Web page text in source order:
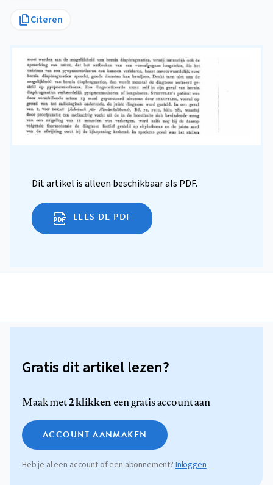
Citeren
Dit artikel is alleen beschikbaar als PDF.
LEES DE PDF
Gratis dit artikel lezen?
Maak met2 klikkeneen gratis account aan
ACCOUNT AANMAKEN
Heb je al een account of een abonnement? Inloggen